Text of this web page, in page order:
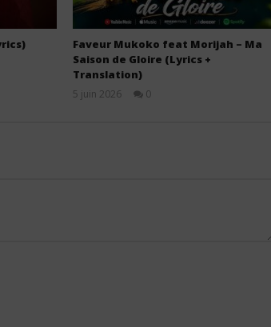
Faveur Mukoko feat Morijah – Ma
Saison de Gloire (Lyrics +
Translation)
5 juin 2026
0